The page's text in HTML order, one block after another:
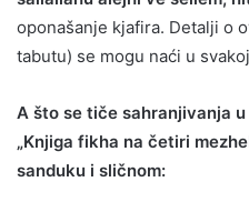
oponašanje kjafira. Detalji o
tabutu) se mogu naći u
A što se tiče sahranjivanja
„Knjiga fikha na četiri
sanduku i sličnom: